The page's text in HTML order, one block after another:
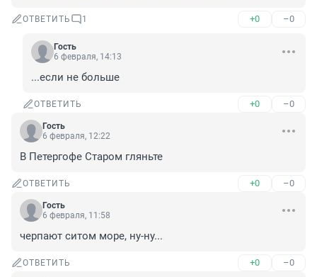
ОТВЕТИТЬ 1 +0 –0
Гость
6 февраля, 14:13
...если не больше
ОТВЕТИТЬ +0 –0
Гость
6 февраля, 12:22
В Петергофе Старом гляньте
ОТВЕТИТЬ +0 –0
Гость
6 февраля, 11:58
черпают ситом море, ну-ну...
ОТВЕТИТЬ +0 –0